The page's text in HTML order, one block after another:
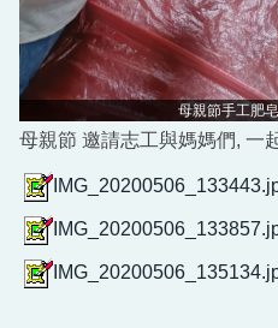
母親節手工肥
母親節 邀請志工與媽媽們, 一